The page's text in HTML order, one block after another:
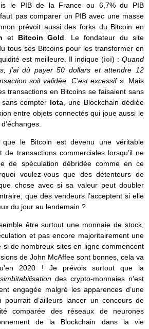
le PIB de la France ou 6,7% du PIB
pas comparer un PIB avec une masse
prévoit aussi des forks du Bitcoin en
et Bitcoin Gold . Le fondateur du site
tous ses Bitcoins pour les transformer en
est meilleure. Il indique (ici) : Quand
j’ai dû payer 50 dollars et attendre 12
soit validée. C’est excessif». Mais
transactions en Bitcoins se faisaient sans
compter Iota , une Blockchain dédiée
entre objets connectés qui joue aussi le
que le Bitcoin est devenu une véritable
de transactions commerciales lorsqu’il ne
de spéculation débridée comme en ce
voulez-vous que des détenteurs de
chose avec si sa valeur peut doubler
que des vendeurs l’acceptent si elle
du jour au lendemain ?
être surtout une monnaie de stock,
et pas encore majoritairement une
si de nombreux sites en ligne commencent
de John McAffee sont bonnes, cela va
2020 ! Je prévois surtout que la
des crypto-monnaies n’est
engagée malgré les apparences d’une
pourrait d’ailleurs lancer un concours de
comparée des réseaux de neurones
de la Blockchain dans la vie